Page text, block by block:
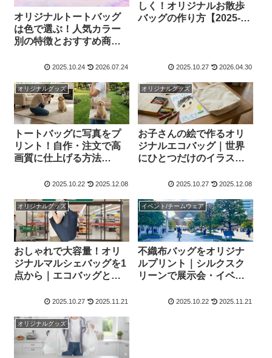
オリジナルトートバッグ
は色で選ぶ！人気カラー
別の特徴とおすすめ商品
2025.10.24 2026.07.24
しく！オリジナルお散歩
バッグの作り方【2025-
2025.10.27 2026.04.30
オリジナルグッズ
トートバッグに写真をプ
リント！自作・注文で高
画質に仕上げる方法
2025.10.22 2025.12.08
オリジナルグッズ
お子さんの絵で作るオリ
ジナルエコバッグ｜世界
にひとつだけのイラスト
2025.10.27 2025.12.08
オリジナルグッズ
おしゃれで大容量！オリ
ジナルマルシェバッグを1
点から｜エコバッグとの
2025.10.27 2025.11.21
イベント/チームウェア
不織布バッグをオリジナ
ルプリント｜シルクスク
リーンで展示会・イベン
2025.10.22 2025.11.21
オリジナルグッズ